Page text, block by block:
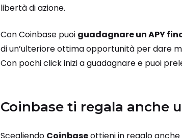
libertà di azione.
Con Coinbase puoi guadagnare un APY
di un’ulteriore ottima opportunità per dare
Con pochi click inizi a guadagnare e puoi
Coinbase ti regala anche
Scegliendo Coinbaseottieni in regalo anche